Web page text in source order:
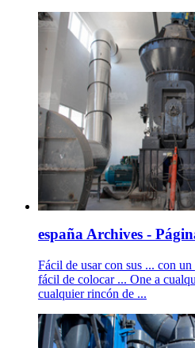
españa Archives -
Fácil de usar con sus ... con
fácil de colocar ... One a
cualquier rincón de ...